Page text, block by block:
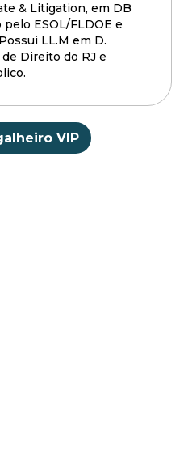
& Litigation, em DB
ESOL/FLDOE e
LL.M em D.
Direito do RJ e
VIP